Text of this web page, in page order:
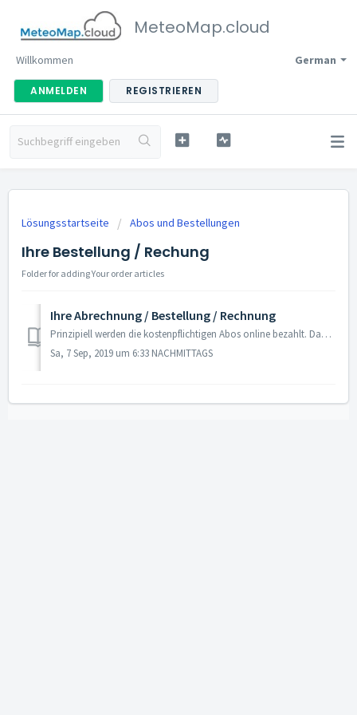
MeteoMap.cloud
German
Willkommen
ANMELDEN REGISTRIEREN
Lösungsstartseite Abos und Bestellungen
Ihre Bestellung / Rechung
Folder for adding Your order articles
Ihre Abrechnung / Bestellung / Rechnung
Prinzipiell werden die kostenpflichtigen Abos online bezahlt. Dazu stehen PayPal (inklusive Kreditkarte) und SOFORT (Klarna) zur Verfügung. Eine Mitgliedsch...
Sa, 7 Sep, 2019 um 6:33 NACHMITTAGS